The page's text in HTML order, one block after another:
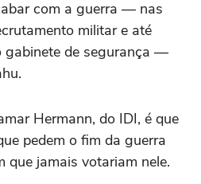
com a guerra — nas
militar e até
gabinete de segurança —
Hermann, do IDI, é que
pedem o fim da guerra
que jamais votariam nele.